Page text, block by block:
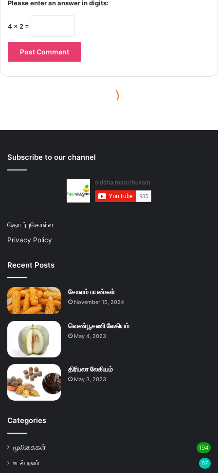
Subscribe to our channel
தொடர்புகொள்ள
Privacy Policy
Recent Posts
சோளம் பயன்கள்
November 15, 2024
வெண்பூசணி லேகியம்
May 4, 2023
திரிபலா லேகியம்
May 3, 2023
Categories
மூலிகைகள் 194
உடல் நலம் 67